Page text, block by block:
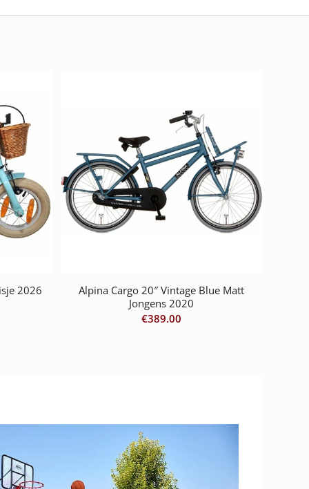
2026
Alpina Cargo 20″ Vintage Blue Matt
Jongens 2020
€389.00